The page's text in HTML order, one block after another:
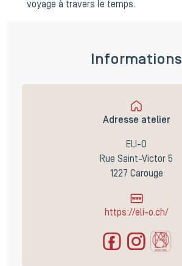
voyage à travers le temps.
Informations
Adresse atelier
ELI-O
Rue Saint-Victor 5
1227 Carouge
https://eli-o.ch/